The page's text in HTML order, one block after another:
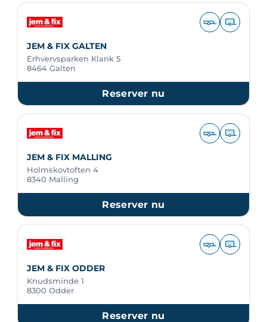
JEM & FIX GALTEN
Erhvervsparken Klank 5
8464 Galten
Reserver nu
JEM & FIX MALLING
Holmskovtoften 4
8340 Malling
Reserver nu
JEM & FIX ODDER
Knudsminde 1
8300 Odder
Reserver nu